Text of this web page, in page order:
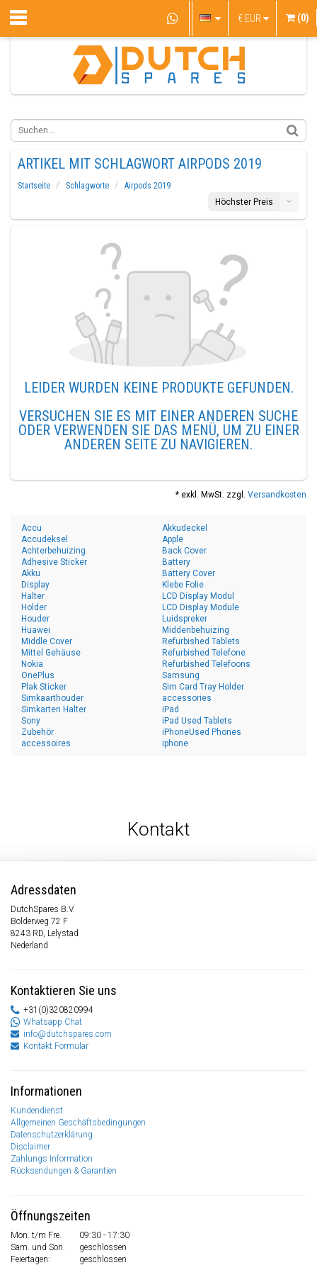
€ EUR (0)
ARTIKEL MIT SCHLAGWORT AIRPODS 2019
Startseite Schlagworte
Airpods 2019
Höchster Preis
LEIDER WURDEN KEINE PRODUKTE GEFUNDEN.
VERSUCHEN SIE ES MIT EINER ANDEREN SUCHE
ODER VERWENDEN SIE DAS MENÜ, UM ZU EINER
ANDEREN SEITE ZU NAVIGIEREN.
* exkl. MwSt. zzgl. Versandkosten
Accu
Accudeksel
Achterbehuizing
Adhesive Sticker
Akku
Akkudeckel
Apple
Back Cover
Battery
Battery Cover
Display
Halter
Holder
Houder
Huawei
Klebe Folie
LCD Display Modul
LCD Display Module
Luidspreker
Middenbehuizing
Middle Cover
Mittel Gehäuse
Nokia
OnePlus
Plak Sticker
Refurbished Tablets
Refurbished Telefone
Refurbished Telefoons
Samsung
Sim Card Tray Holder
Simkaarthouder
Simkarten Halter
Sony
Zubehör
accessoires
accessories
iPad
iPad Used Tablets
iPhoneUsed Phones
iphone
Kontakt
Adressdaten
DutchSpares B.V.
Bolderweg 72 F
8243 RD, Lelystad
Nederland
Kontaktieren Sie uns
+31(0)320820994
Whatsapp Chat
info@dutchspares.com
Kontakt Formular
Informationen
Kundendienst
Allgemeinen Geschäftsbedingungen
Datenschutzerklärung
Disclaimer
Zahlungs Information
Rücksendungen & Garantien
Öffnungszeiten
Mon. t/m Fre.
09:30 - 17:30
Sam. und Son.
geschlossen
Feiertagen:
geschlossen